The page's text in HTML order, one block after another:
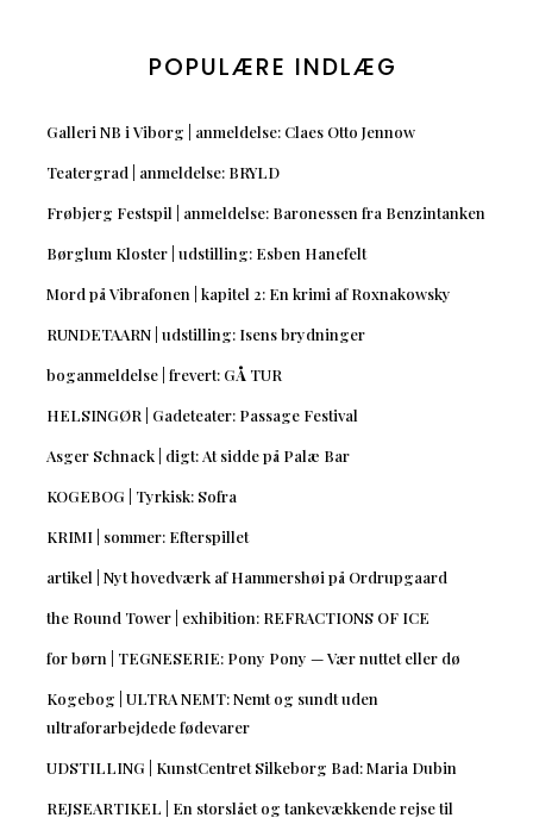
POPULÆRE INDLÆG
Galleri NB i Viborg | anmeldelse: Claes Otto Jennow
Teatergrad | anmeldelse: BRYLD
Frøbjerg Festspil | anmeldelse: Baronessen fra Benzintanken
Børglum Kloster | udstilling: Esben Hanefelt
Mord på Vibrafonen | kapitel 2: En krimi af Roxnakowsky
RUNDETAARN | udstilling: Isens brydninger
boganmeldelse | frevert: GÅ TUR
HELSINGØR | Gadeteater: Passage Festival
Asger Schnack | digt: At sidde på Palæ Bar
KOGEBOG | Tyrkisk: Sofra
KRIMI | sommer: Efterspillet
artikel | Nyt hovedværk af Hammershøi på Ordrupgaard
the Round Tower | exhibition: REFRACTIONS OF ICE
for børn | TEGNESERIE: Pony Pony — Vær nuttet eller dø
Kogebog | ULTRA NEMT: Nemt og sundt uden
ultraforarbejdede fødevarer
UDSTILLING | KunstCentret Silkeborg Bad: Maria Dubin
REJSEARTIKEL | En storslået og tankevækkende rejse til